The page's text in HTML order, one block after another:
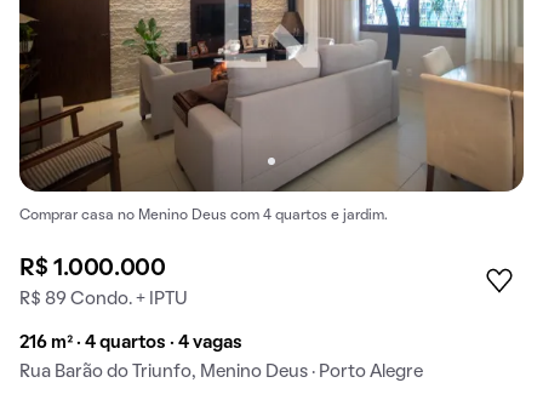
Comprar casa no Menino Deus com 4 quartos e jardim.
R$ 1.000.000
R$ 89 Condo. + IPTU
216 m² · 4 quartos · 4 vagas
Rua Barão do Triunfo, Menino Deus · Porto Alegre